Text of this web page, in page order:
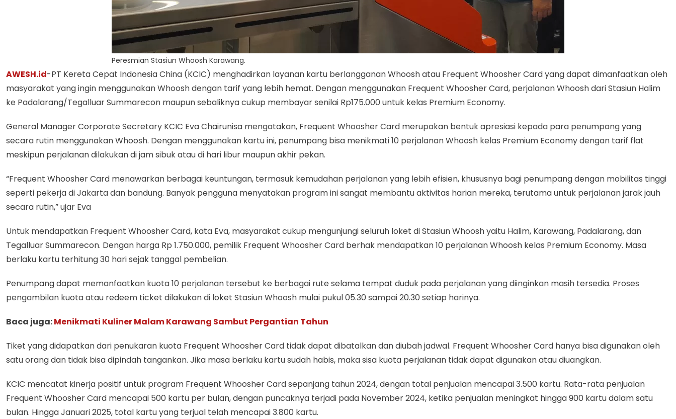
Peresmian Stasiun Whoosh Karawang.
AWESH.id-PT Kereta Cepat Indonesia China (KCIC) menghadirkan layanan kartu berlangganan Whoosh atau Frequent Whoosher Card yang dapat dimanfaatkan oleh
masyarakat yang ingin menggunakan Whoosh dengan tarif yang lebih hemat. Dengan menggunakan Frequent Whoosher Card, perjalanan Whoosh dari Stasiun Halim
ke Padalarang/Tegalluar Summarecon maupun sebaliknya cukup membayar senilai Rp175.000 untuk kelas Premium Economy.
General Manager Corporate Secretary KCIC Eva Chairunisa mengatakan, Frequent Whoosher Card merupakan bentuk apresiasi kepada para penumpang yang
secara rutin menggunakan Whoosh. Dengan menggunakan kartu ini, penumpang bisa menikmati 10 perjalanan Whoosh kelas Premium Economy dengan tarif flat
meskipun perjalanan dilakukan di jam sibuk atau di hari libur maupun akhir pekan.
“Frequent Whoosher Card menawarkan berbagai keuntungan, termasuk kemudahan perjalanan yang lebih efisien, khususnya bagi penumpang dengan mobilitas tinggi
seperti pekerja di Jakarta dan bandung. Banyak pengguna menyatakan program ini sangat membantu aktivitas harian mereka, terutama untuk perjalanan jarak jauh
secara rutin,” ujar Eva
Untuk mendapatkan Frequent Whoosher Card, kata Eva, masyarakat cukup mengunjungi seluruh loket di Stasiun Whoosh yaitu Halim, Karawang, Padalarang, dan
Tegalluar Summarecon. Dengan harga Rp 1.750.000, pemilik Frequent Whoosher Card berhak mendapatkan 10 perjalanan Whoosh kelas Premium Economy. Masa
berlaku kartu terhitung 30 hari sejak tanggal pembelian.
Penumpang dapat memanfaatkan kuota 10 perjalanan tersebut ke berbagai rute selama tempat duduk pada perjalanan yang diinginkan masih tersedia. Proses
pengambilan kuota atau redeem ticket dilakukan di loket Stasiun Whoosh mulai pukul 05.30 sampai 20.30 setiap harinya.
Baca juga:Menikmati Kuliner Malam Karawang Sambut Pergantian Tahun
Tiket yang didapatkan dari penukaran kuota Frequent Whoosher Card tidak dapat dibatalkan dan diubah jadwal. Frequent Whoosher Card hanya bisa digunakan oleh
satu orang dan tidak bisa dipindah tangankan. Jika masa berlaku kartu sudah habis, maka sisa kuota perjalanan tidak dapat digunakan atau diuangkan.
KCIC mencatat kinerja positif untuk program Frequent Whoosher Card sepanjang tahun 2024, dengan total penjualan mencapai 3.500 kartu. Rata-rata penjualan
Frequent Whoosher Card mencapai 500 kartu per bulan, dengan puncaknya terjadi pada November 2024, ketika penjualan meningkat hingga 900 kartu dalam satu
bulan. Hingga Januari 2025, total kartu yang terjual telah mencapai 3.800 kartu.